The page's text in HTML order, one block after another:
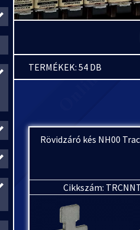
TERMÉKEK: 54 DB
Rövidzáró kés NH00
Cikkszám: